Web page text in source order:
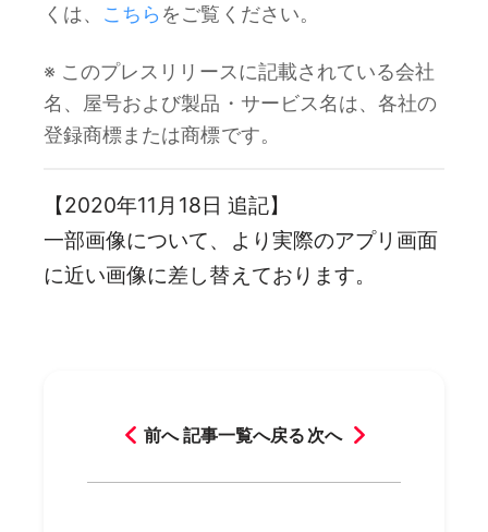
くは、 こちら をご覧ください。
※ このプレスリリースに記載されている会社
名、屋号および製品・サービス名は、各社の
登録商標または商標です。
【2020年11月18日 追記】
一部画像について、より実際のアプリ画面
に近い画像に差し替えております。
前へ 記事一覧へ戻る 次へ